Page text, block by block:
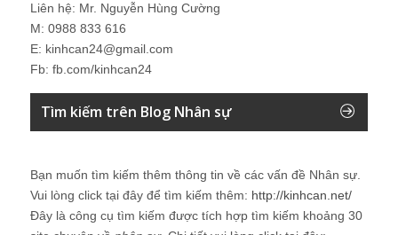
Liên hệ: Mr. Nguyễn Hùng Cường
M: 0988 833 616
E: kinhcan24@gmail.com
Fb: fb.com/kinhcan24
Tìm kiếm trên Blog Nhân sự
Bạn muốn tìm kiếm thêm thông tin về các vấn đề Nhân sự
Vui lòng click tại đây để tìm kiếm thêm: http://kinhcan.net/
Đây là công cụ tìm kiếm được tích hợp tìm kiếm khoảng 30